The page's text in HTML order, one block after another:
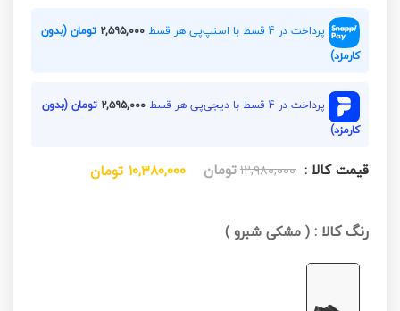
پرداخت در 4 قسط با اسنپ‌پی هر قسط ۲,۵۹۵,۰۰۰ تومان (بدون
کارمزد)
پرداخت در 4 قسط با دیجی‌پی هر قسط ۲,۵۹۵,۰۰۰ تومان (بدون
کارمزد)
قیمت کالا : ۱۲,۹۸۰,۰۰۰تومان ۱۰,۳۸۰,۰۰۰ تومان
رنگ کالا :(مشکی شبرو)